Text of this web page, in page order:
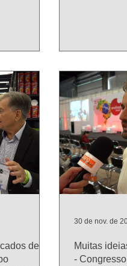
de
Muitas
-
30 de nov. de